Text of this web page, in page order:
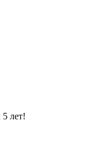
лет!